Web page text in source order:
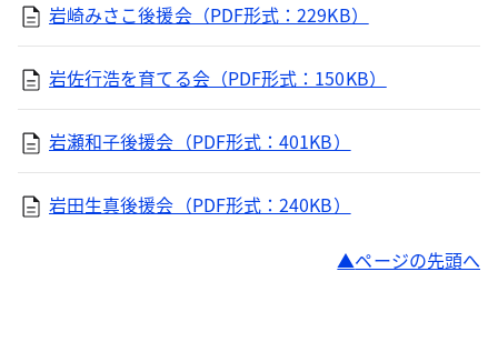
岩崎みさこ後援会（PDF形式：229KB）
岩佐行浩を育てる会（PDF形式：150KB）
岩瀬和子後援会（PDF形式：401KB）
岩田生真後援会（PDF形式：240KB）
ページの先頭へ